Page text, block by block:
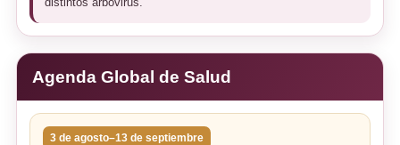
Agenda Global de Salud
3 de agosto–13 de septiembre